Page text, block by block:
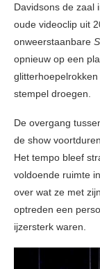
Davidsons de zaal
oude videoclip uit
onweerstaanbare
opnieuw op een
glitterhoepelrokken
stempel droegen.
De overgang
de show
Het tempo bleef
voldoende ruimte
over wat ze met
optreden een
ijzersterk waren.